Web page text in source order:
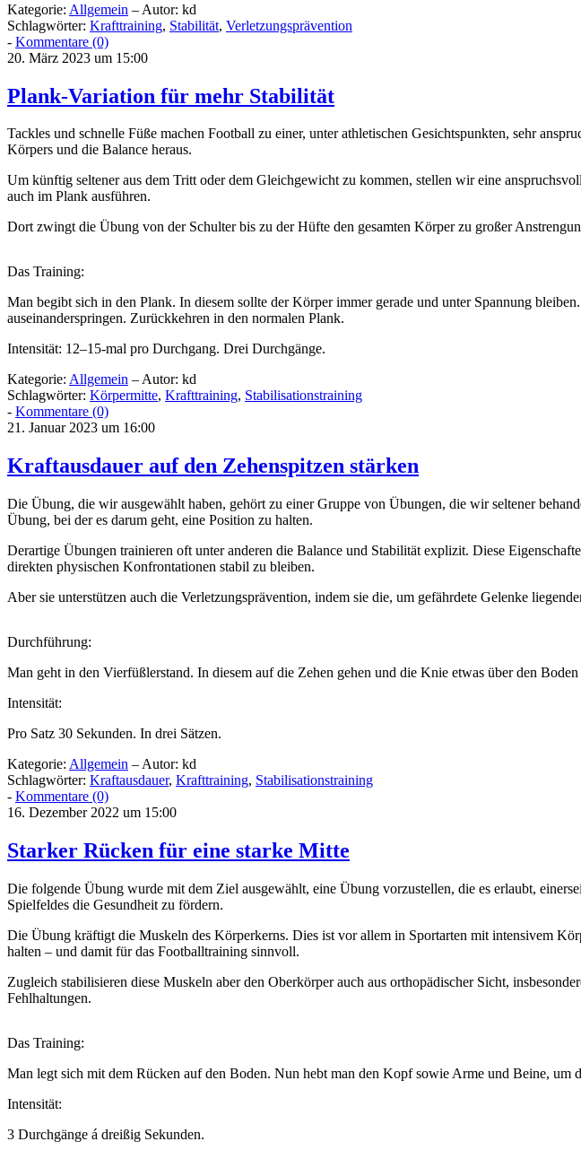
Kategorie: Allgemein – Autor: kd
Schlagwörter: Krafttraining, Stabilität, Verletzungsprävention
- Kommentare (0)
20. März 2023 um 15:00
Plank-Variation für mehr Stabilität
Tackles und schnelle Füße machen Football zu einer, unter athletischen Gesichtspunkten, sehr
Körpers und die Balance heraus.
Um künftig seltener aus dem Tritt oder dem Gleichgewicht zu kommen, stellen wir eine
auch im Plank ausführen.
Dort zwingt die Übung von der Schulter bis zu der Hüfte den gesamten Körper zu großer
Das Training:
Man begibt sich in den Plank. In diesem sollte der Körper immer gerade und unter Spannung
auseinanderspringen. Zurückkehren in den normalen Plank.
Intensität: 12–15-mal pro Durchgang. Drei Durchgänge.
Kategorie: Allgemein – Autor: kd
Schlagwörter: Körpermitte, Krafttraining, Stabilisationstraining
- Kommentare (0)
21. Januar 2023 um 16:00
Kraftausdauer auf den Zehenspitzen stärken
Die Übung, die wir ausgewählt haben, gehört zu einer Gruppe von Übungen, die wir seltener
Übung, bei der es darum geht, eine Position zu halten.
Derartige Übungen trainieren oft unter anderen die Balance und Stabilität explizit. Diese
direkten physischen Konfrontationen stabil zu bleiben.
Aber sie unterstützen auch die Verletzungsprävention, indem sie die, um gefährdete Gelenke
Durchführung:
Man geht in den Vierfüßlerstand. In diesem auf die Zehen gehen und die Knie etwas über den
Intensität:
Pro Satz 30 Sekunden. In drei Sätzen.
Kategorie: Allgemein – Autor: kd
Schlagwörter: Kraftausdauer, Krafttraining, Stabilisationstraining
- Kommentare (0)
16. Dezember 2022 um 15:00
Starker Rücken für eine starke Mitte
Die folgende Übung wurde mit dem Ziel ausgewählt, eine Übung vorzustellen, die es erlaubt,
Spielfeldes die Gesundheit zu fördern.
Die Übung kräftigt die Muskeln des Körperkerns. Dies ist vor allem in Sportarten mit intensivem
halten – und damit für das Footballtraining sinnvoll.
Zugleich stabilisieren diese Muskeln aber den Oberkörper auch aus orthopädischer Sicht,
Fehlhaltungen.
Das Training:
Man legt sich mit dem Rücken auf den Boden. Nun hebt man den Kopf sowie Arme und Beine, um
Intensität:
3 Durchgänge á dreißig Sekunden.